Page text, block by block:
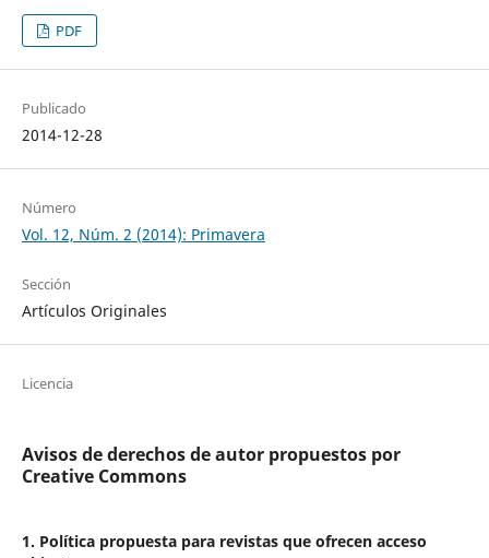
PDF
Publicado
2014-12-28
Número
Vol. 12, Núm. 2 (2014): Primavera
Sección
Artículos Originales
Licencia
Avisos de derechos de autor propuestos por
Creative Commons
1. Política propuesta para revistas que ofrecen acceso